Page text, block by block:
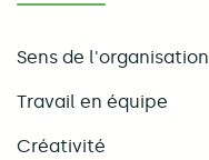
Sens de l'organisation
Travail en équipe
Créativité